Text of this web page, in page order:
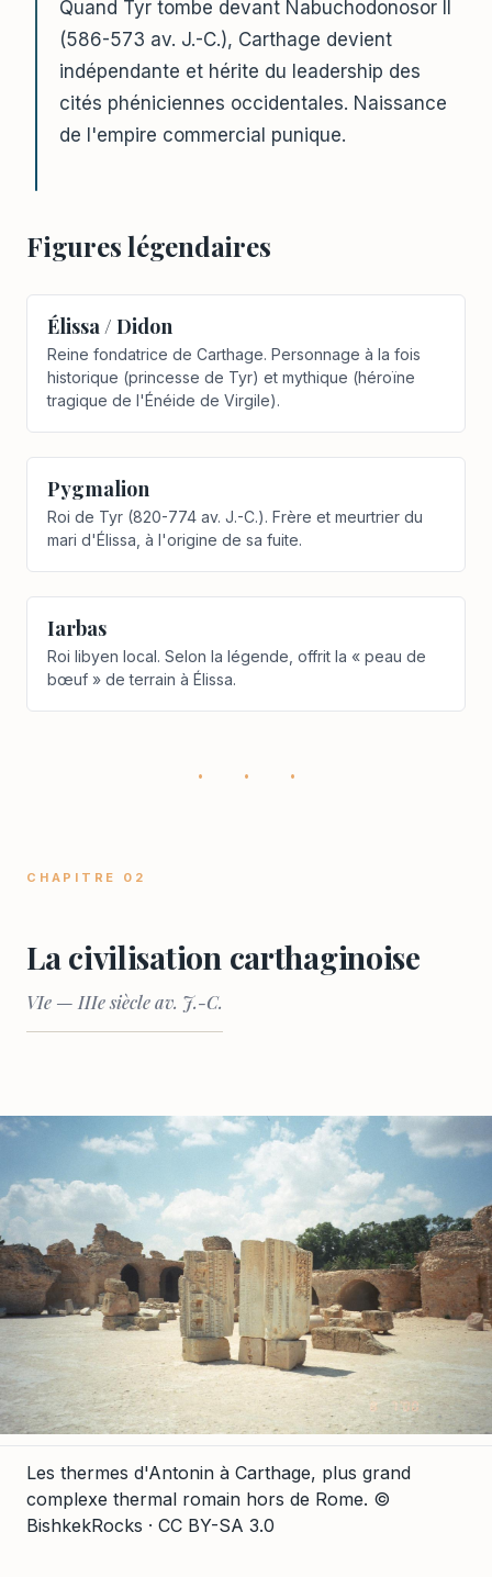
Quand Tyr tombe devant Nabuchodonosor II
(586-573 av. J.-C.), Carthage devient
indépendante et hérite du leadership des
cités phéniciennes occidentales. Naissance
de l'empire commercial punique.
Figures légendaires
Élissa / Didon
Reine fondatrice de Carthage. Personnage à la fois
historique (princesse de Tyr) et mythique (héroïne
tragique de l'Énéide de Virgile).
Pygmalion
Roi de Tyr (820-774 av. J.-C.). Frère et meurtrier du
mari d'Élissa, à l'origine de sa fuite.
Iarbas
Roi libyen local. Selon la légende, offrit la « peau de
bœuf » de terrain à Élissa.
· · ·
CHAPITRE 02
La civilisation carthaginoise
VIe — IIIe siècle av. J.-C.
Les thermes d'Antonin à Carthage, plus grand
complexe thermal romain hors de Rome. ©
BishkekRocks · CC BY-SA 3.0